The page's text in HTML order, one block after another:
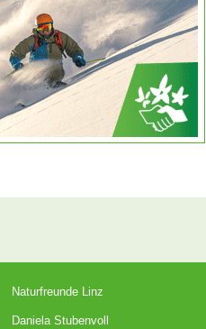
Naturfreunde Linz
Daniela Stubenvoll